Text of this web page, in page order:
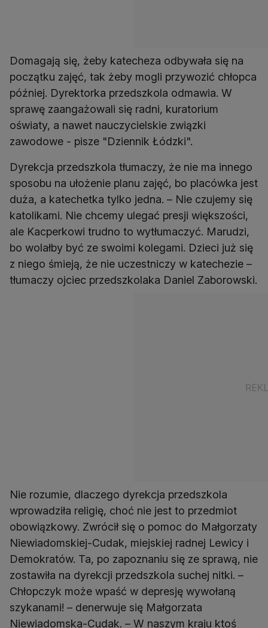
Domagają się, żeby katecheza odbywała się na
początku zajęć, tak żeby mogli przywozić chłopca
później. Dyrektorka przedszkola odmawia. W
sprawę zaangażowali się radni, kuratorium
oświaty, a nawet nauczycielskie związki
zawodowe - pisze "Dziennik Łódzki".
Dyrekcja przedszkola tłumaczy, że nie ma innego
sposobu na ułożenie planu zajęć, bo placówka jest
duża, a katechetka tylko jedna. – Nie czujemy się
katolikami. Nie chcemy ulegać presji większości,
ale Kacperkowi trudno to wytłumaczyć. Marudzi,
bo wolałby być ze swoimi kolegami. Dzieci już się
z niego śmieją, że nie uczestniczy w katechezie –
tłumaczy ojciec przedszkolaka Daniel Zaborowski.
Nie rozumie, dlaczego dyrekcja przedszkola
wprowadziła religię, choć nie jest to przedmiot
obowiązkowy. Zwrócił się o pomoc do Małgorzaty
Niewiadomskiej-Cudak, miejskiej radnej Lewicy i
Demokratów. Ta, po zapoznaniu się ze sprawą, nie
zostawiła na dyrekcji przedszkola suchej nitki. –
Chłopczyk może wpaść w depresję wywołaną
szykanami! – denerwuje się Małgorzata
Niewiadomska-Cudak. – W naszym kraju ktoś